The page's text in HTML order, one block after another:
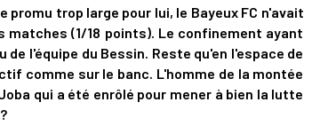
trop large pour lui, le Bayeux FC n'avait
(1/18 points). Le confinement ayant
l'équipe du Bessin. Reste qu'en l'espace de
comme sur le banc. L'homme de la montée
qui a été enrôlé pour mener à bien la lutte